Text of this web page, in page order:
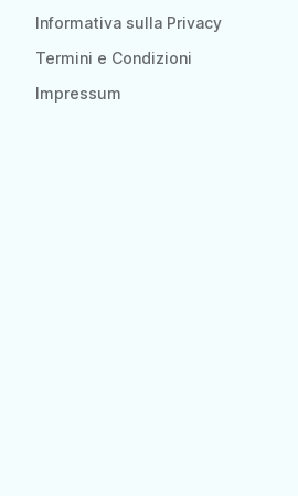
Informativa sulla Privacy
Termini e Condizioni
Impressum